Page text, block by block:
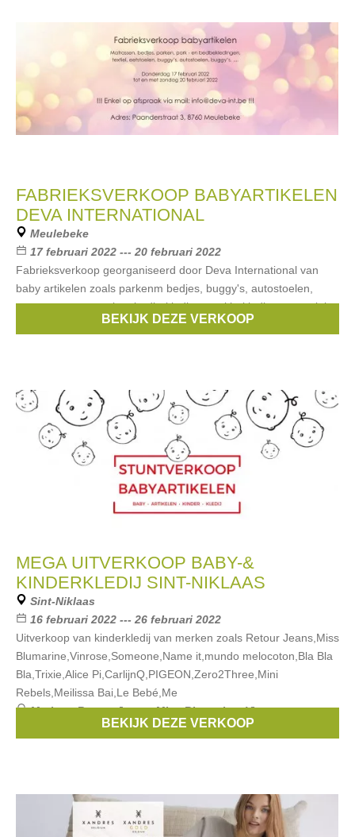
FABRIEKSVERKOOP BABYARTIKELEN
DEVA INTERNATIONAL
Meulebeke
17 februari 2022 --- 20 februari 2022
Fabrieksverkoop georganiseerd door Deva International van
baby artikelen zoals parkenm bedjes, buggy's, autostoelen,
matrassen, eetstoelen, bedbekleding, parkbekleding en textiel,...
BEKIJK DEZE VERKOOP
MEGA UITVERKOOP BABY-&
KINDERKLEDIJ SINT-NIKLAAS
Sint-Niklaas
16 februari 2022 --- 26 februari 2022
Uitverkoop van kinderkledij van merken zoals Retour Jeans,Miss
Blumarine,Vinrose,Someone,Name it,mundo melocoton,Bla Bla
Bla,Trixie,Alice Pi,CarlijnQ,PIGEON,Zero2Three,Mini
Rebels,Meilissa Bai,Le Bebé,Me
Merken:Retour Jeans,Miss Blumarine,Vinrose,
Name it, ...
BEKIJK DEZE VERKOOP